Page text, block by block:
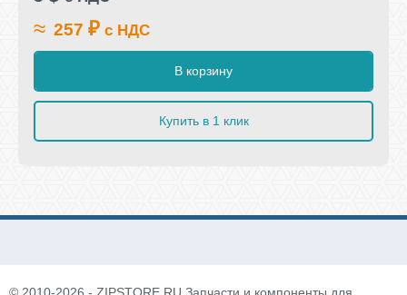
≈ 257 ₽ с НДС
В корзину
Купить в 1 клик